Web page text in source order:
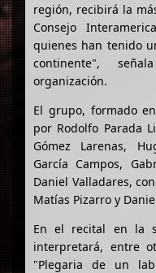
región, recibirá la
Consejo
quienes han tenido
continente",
organización.
El grupo, formado
por Rodolfo Parada
Gómez Larenas,
García Campos,
Daniel Valladares,
Matías Pizarro y
En el recital en la
interpretará, entre
"Plegaria de un